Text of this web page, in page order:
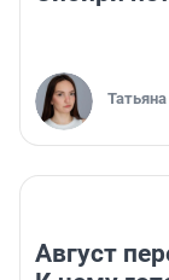
Август